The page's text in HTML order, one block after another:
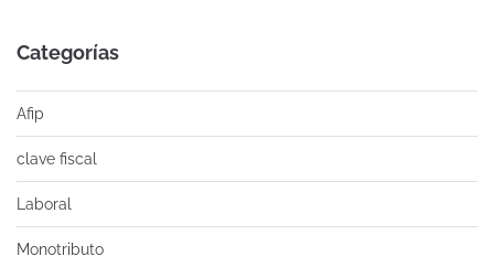
Categorías
Afip
clave fiscal
Laboral
Monotributo